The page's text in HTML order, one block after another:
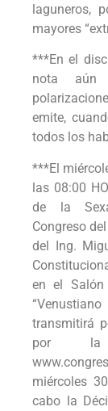
laguneros,
mayores
***En el
nota aún
emite,
todos los
***El
las 08:00
de la
Congreso
del Ing.
en el Salón
transmitirá
por la
miércoles
cabo la